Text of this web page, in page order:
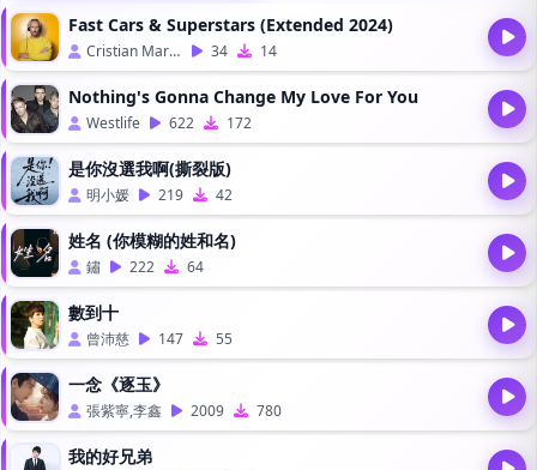
Fast Cars & Superstars (Extended 2024)
Cristian Marchi,Reverend Haus 34 14
Nothing's Gonna Change My Love For You
Westlife 622 172
是你沒選我啊(撕裂版)
明小媛 219 42
姓名 (你模糊的姓和名)
鏽 222 64
數到十
曾沛慈 147 55
一念《逐玉》
張紫寧,李鑫 2009 780
我的好兄弟